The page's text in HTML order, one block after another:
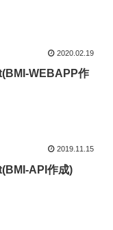
2020.02.19
WEBAPP作
2019.11.15
API作成)